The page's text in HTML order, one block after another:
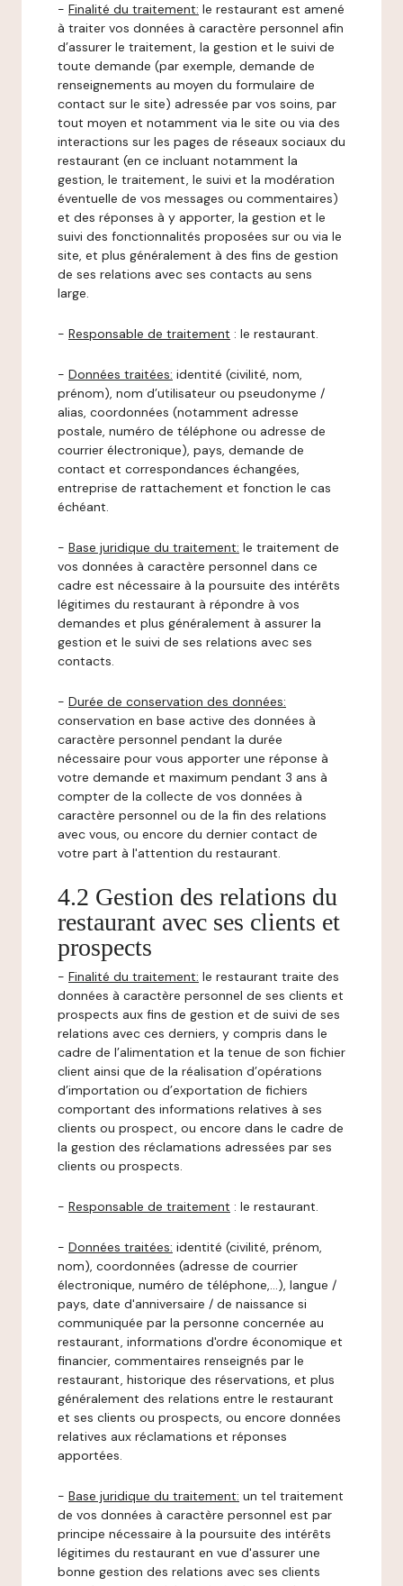
- Finalité du traitement: le restaurant est amené
à traiter vos données à caractère personnel afin
d’assurer le traitement, la gestion et le suivi de
toute demande (par exemple, demande de
renseignements au moyen du formulaire de
contact sur le site) adressée par vos soins, par
tout moyen et notamment via le site ou via des
interactions sur les pages de réseaux sociaux du
restaurant (en ce incluant notamment la
gestion, le traitement, le suivi et la modération
éventuelle de vos messages ou commentaires)
et des réponses à y apporter, la gestion et le
suivi des fonctionnalités proposées sur ou via le
site, et plus généralement à des fins de gestion
de ses relations avec ses contacts au sens
large.
- Responsable de traitement : le restaurant.
- Données traitées: identité (civilité, nom,
prénom), nom d’utilisateur ou pseudonyme /
alias, coordonnées (notamment adresse
postale, numéro de téléphone ou adresse de
courrier électronique), pays, demande de
contact et correspondances échangées,
entreprise de rattachement et fonction le cas
échéant.
- Base juridique du traitement: le traitement de
vos données à caractère personnel dans ce
cadre est nécessaire à la poursuite des intérêts
légitimes du restaurant à répondre à vos
demandes et plus généralement à assurer la
gestion et le suivi de ses relations avec ses
contacts.
- Durée de conservation des données:
conservation en base active des données à
caractère personnel pendant la durée
nécessaire pour vous apporter une réponse à
votre demande et maximum pendant 3 ans à
compter de la collecte de vos données à
caractère personnel ou de la fin des relations
avec vous, ou encore du dernier contact de
votre part à l'attention du restaurant.
4.2 Gestion des relations du
restaurant avec ses clients et
prospects
- Finalité du traitement: le restaurant traite des
données à caractère personnel de ses clients et
prospects aux fins de gestion et de suivi de ses
relations avec ces derniers, y compris dans le
cadre de l’alimentation et la tenue de son fichier
client ainsi que de la réalisation d’opérations
d’importation ou d’exportation de fichiers
comportant des informations relatives à ses
clients ou prospect, ou encore dans le cadre de
la gestion des réclamations adressées par ses
clients ou prospects.
- Responsable de traitement : le restaurant.
- Données traitées: identité (civilité, prénom,
nom), coordonnées (adresse de courrier
électronique, numéro de téléphone,…), langue /
pays, date d'anniversaire / de naissance si
communiquée par la personne concernée au
restaurant, informations d'ordre économique et
financier, commentaires renseignés par le
restaurant, historique des réservations, et plus
généralement des relations entre le restaurant
et ses clients ou prospects, ou encore données
relatives aux réclamations et réponses
apportées.
- Base juridique du traitement: un tel traitement
de vos données à caractère personnel est par
principe nécessaire à la poursuite des intérêts
légitimes du restaurant en vue d'assurer une
bonne gestion des relations avec ses clients